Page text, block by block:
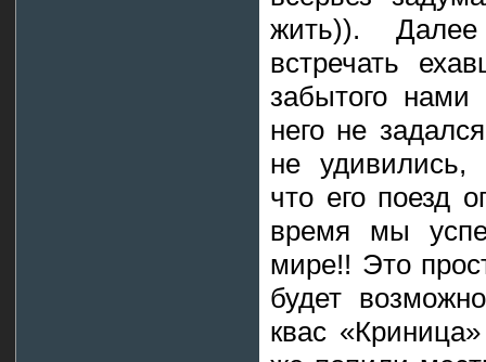
жить)).
встречать
забытого
него не
не удивились,
что его поезд
время мы
мире!! Это
будет
квас